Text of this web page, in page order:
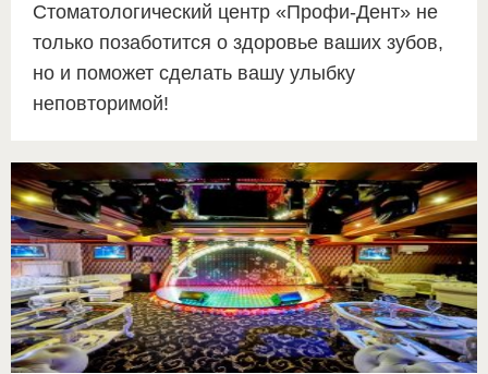
Стоматологический центр «Профи-Дент» не
только позаботится о здоровье ваших зубов,
но и поможет сделать вашу улыбку
неповторимой!